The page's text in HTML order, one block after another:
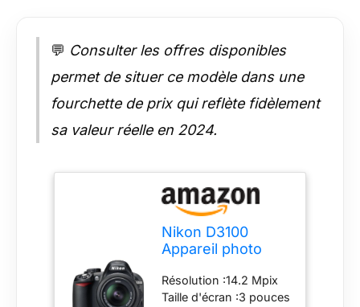
💬 Consulter les offres disponibles
permet de situer ce modèle dans une
fourchette de prix qui reflète fidèlement
sa valeur réelle en 2024.
Nikon D3100
Appareil photo
14.2 Kit Objectif
VR 18-105 mm
Résolution :14.2 Mpix
Taille d'écran :3 pouces